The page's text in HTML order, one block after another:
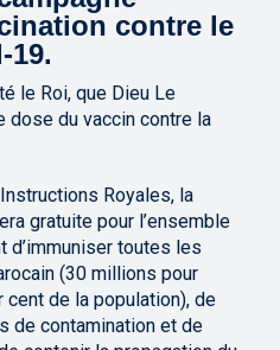
contre le
19.
le Roi, que Dieu Le
dose du vaccin contre la
Royales, la
gratuite pour l’ensemble
d’immuniser toutes les
(30 millions pour
cent de la population), de
de contamination et de